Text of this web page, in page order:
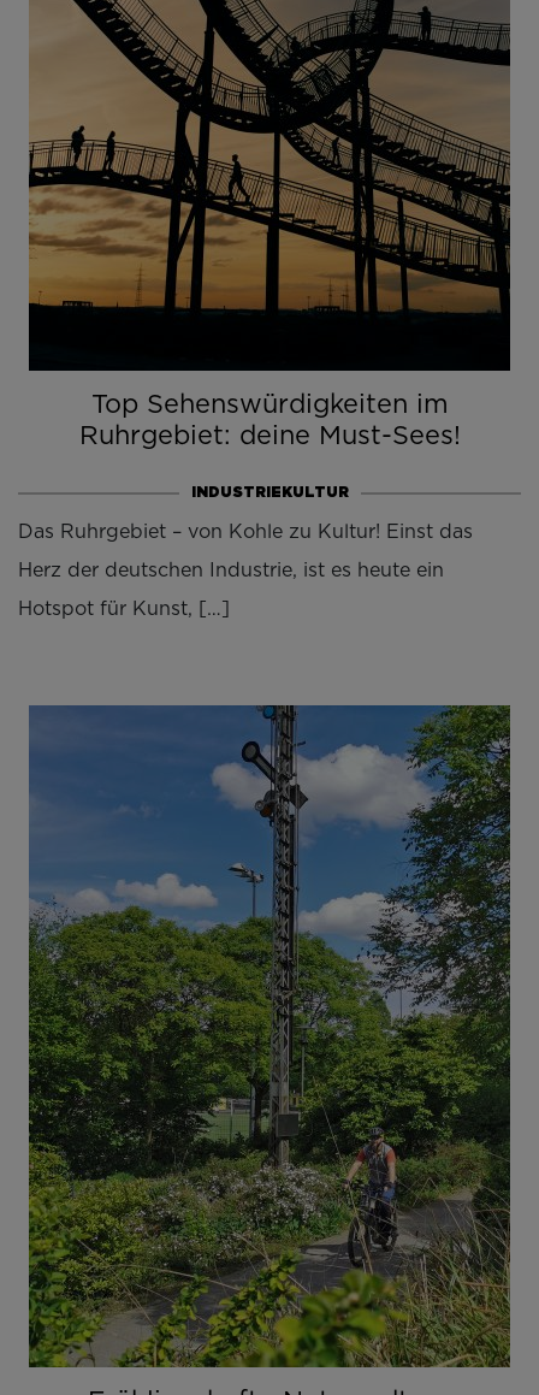
Top Sehenswürdigkeiten im
Ruhrgebiet: deine Must-Sees!
INDUSTRIEKULTUR
Das Ruhrgebiet – von Kohle zu Kultur! Einst das
Herz der deutschen Industrie, ist es heute ein
Hotspot für Kunst, […]